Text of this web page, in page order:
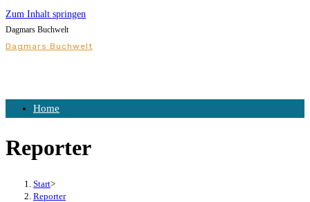
Zum Inhalt springen
Dagmars Buchwelt
Dagmars Buchwelt
Home
Reporter
Start>
Reporter